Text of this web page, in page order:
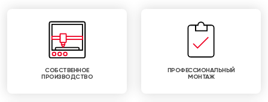
СОБСТВЕННОЕ
ПРОИЗВОДСТВО
ПРОФЕССИОНАЛЬНЫЙ
МОНТАЖ